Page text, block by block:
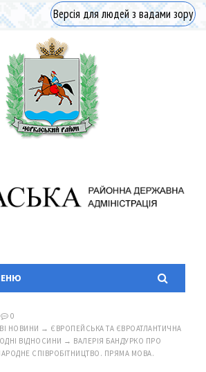
Версія для людей з вадами зору
0
НОВИНИ → ЄВРОПЕЙСЬКА ТА ЄВРОАТЛАНТИЧНА
ВІДНОСИНИ → ВАЛЕРІЯ БАНДУРКО ПРО
СПІВРОБІТНИЦТВО. ПРЯМА МОВА.